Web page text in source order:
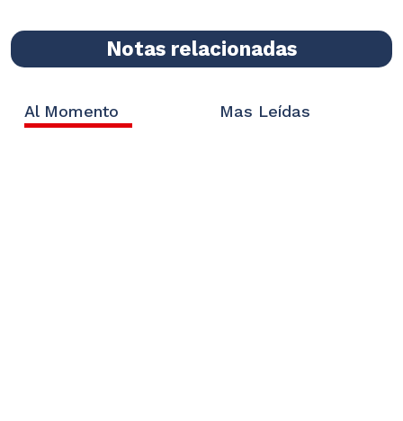
Notas relacionadas
Al Momento Mas Leídas